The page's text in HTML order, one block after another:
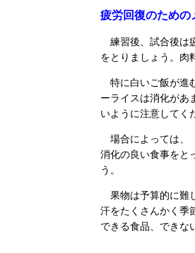
疲労回復のための
練習後、試合後は
をとりましょう。肉
特に白いご飯が進
ーライスは消化があ
いように注意してく
場合によっては、
消化の良い食事をと
う。
果物は予算的に難
汗をたくさんかく季
できる食品、できな